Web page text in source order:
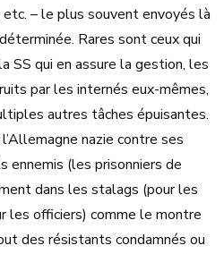
– le plus souvent envoyés là
Rares sont ceux qui
SS qui en assure la gestion, les
par les internés eux-mêmes,
autres tâches épuisantes.
nazie contre ses
ennemis (les prisonniers de
dans les stalags (pour les
officiers) comme le montre
des résistants condamnés ou